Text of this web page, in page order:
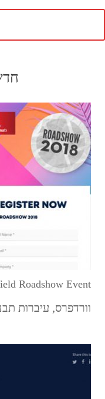
Roadshow Event
וורדפרס, עיברות